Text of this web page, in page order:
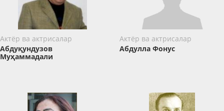
Актёр ва актрисалар
Абдуқундузов
Муҳаммадали
Актёр ва актрисалар
Абдулла Фонус